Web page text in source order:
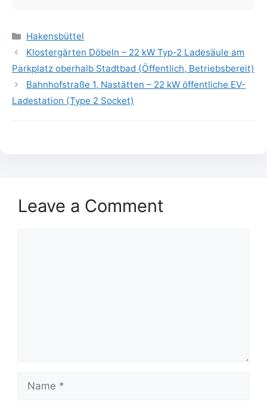
Categories
Hakensbüttel
Klostergärten Döbeln – 22 kW Typ-2 Ladesäule am
Parkplatz oberhalb Stadtbad (Öffentlich, Betriebsbereit)
Bahnhofstraße 1, Nastätten – 22 kW öffentliche EV-
Ladestation (Type 2 Socket)
Leave a Comment
Name